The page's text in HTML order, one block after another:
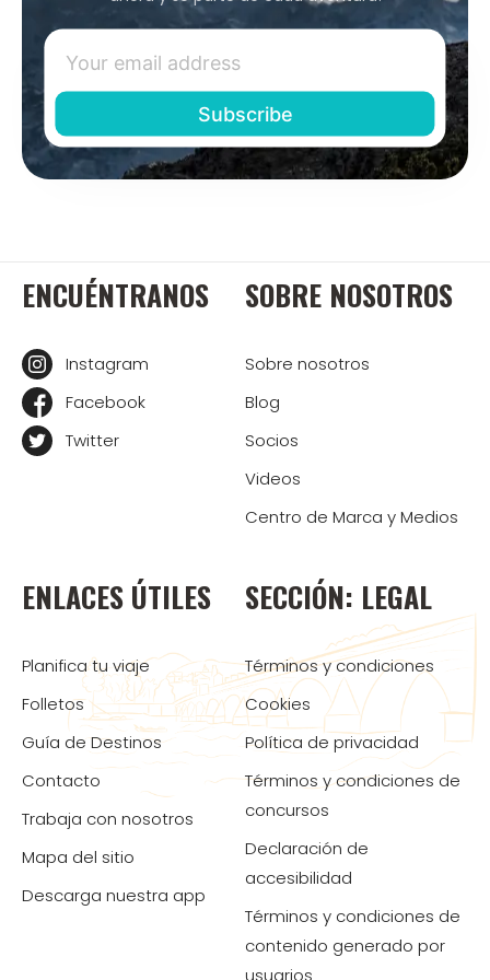
ENCUÉNTRANOS
Instagram
Facebook
Twitter
SOBRE NOSOTROS
Sobre nosotros
Blog
Socios
Videos
Centro de Marca y Medios
ENLACES ÚTILES
Planifica tu viaje
Folletos
Guía de Destinos
Contacto
Trabaja con nosotros
Mapa del sitio
Descarga nuestra app
SECCIÓN: LEGAL
Términos y condiciones
Cookies
Política de privacidad
Términos y condiciones de
concursos
Declaración de
accesibilidad
Términos y condiciones de
contenido generado por
usuarios